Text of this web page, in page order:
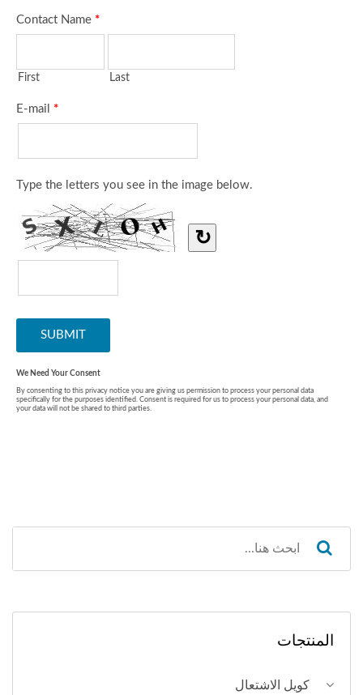
المنتجات
كويل الاشتعال